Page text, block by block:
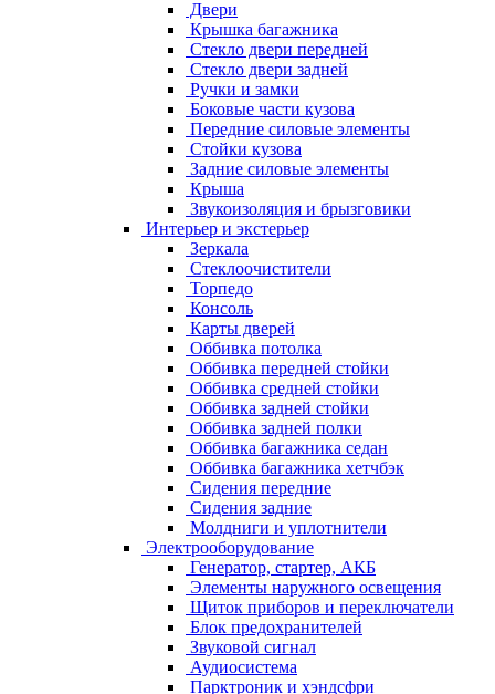
Двери
Крышка багажника
Стекло двери передней
Стекло двери задней
Ручки и замки
Боковые части кузова
Передние силовые элементы
Стойки кузова
Задние силовые элементы
Крыша
Звукоизоляция и брызговики
Интерьер и экстерьер
Зеркала
Стеклоочистители
Торпедо
Консоль
Карты дверей
Оббивка потолка
Оббивка передней стойки
Оббивка средней стойки
Оббивка задней стойки
Оббивка задней полки
Оббивка багажника седан
Оббивка багажника хетчбэк
Сидения передние
Сидения задние
Молдниги и уплотнители
Электрооборудование
Генератор, стартер, АКБ
Элементы наружного освещения
Щиток приборов и переключатели
Блок предохранителей
Звуковой сигнал
Аудиосистема
Парктроник и хэндсфри